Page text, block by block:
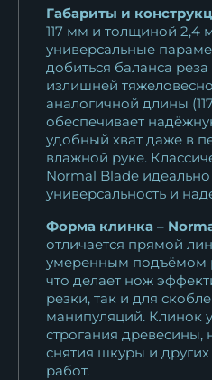
Габариты и
117 мм и толщиной 2,4
универсальные
добиться баланса
излишней
аналогичной длины
обеспечивает
удобный хват даже в
влажной руке.
Normal Blade идеально
универсальность и
Форма клинка –
отличается прямой
умеренным подъёмом
что делает нож
резки, так и для
манипуляций. Клинок
строгания древесины,
снятия шкуры и
работ.